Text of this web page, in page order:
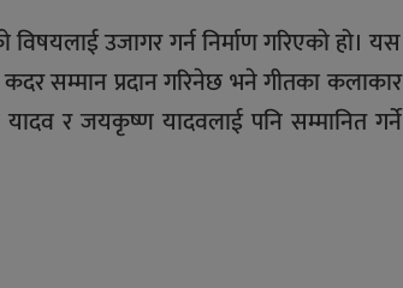
विषयलाई उजागर गर्न निर्माण गरिएको हो। यस
सम्मान प्रदान गरिनेछ भने गीतका कलाकार
र जयकृष्ण यादवलाई पनि सम्मानित गर्ने